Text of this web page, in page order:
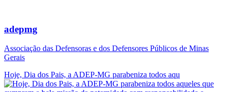
adepmg
Associação das Defensoras e dos Defensores Públicos de Minas
Gerais
Hoje, Dia dos Pais, a ADEP-MG parabeniza todos aqu